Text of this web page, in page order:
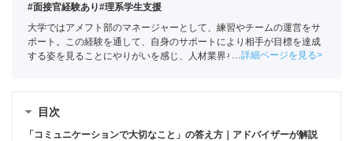
#面接官経験あり#理系学生支援
大学ではアメフト部のマネージャーとして、練習やチームの運営をサ
ポート。この経験を通して、自身のサポートにより相手が目標を達成
する姿を見ることにやりがいを感じ、人材業界を目指す。ポートに新
詳細ページを見る
目次
「コミュニケーションで大切なこと」の答え方｜アドバイザーが解説